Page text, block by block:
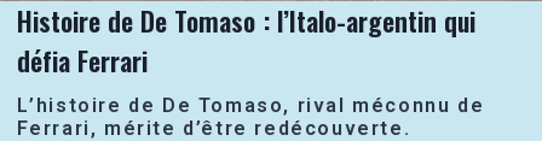
Histoire de De Tomaso : l’Italo-argentin qui
défia Ferrari
L’histoire de De Tomaso, rival méconnu de
Ferrari, mérite d’être redécouverte.